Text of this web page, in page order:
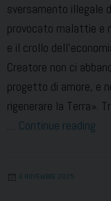
sversamento illegale
provocato malattie e
e il crollo
Creatore non ci
progetto di amore, e
rigenerare la Terra».
… Continue reading
6 NOVEMBRE 2025